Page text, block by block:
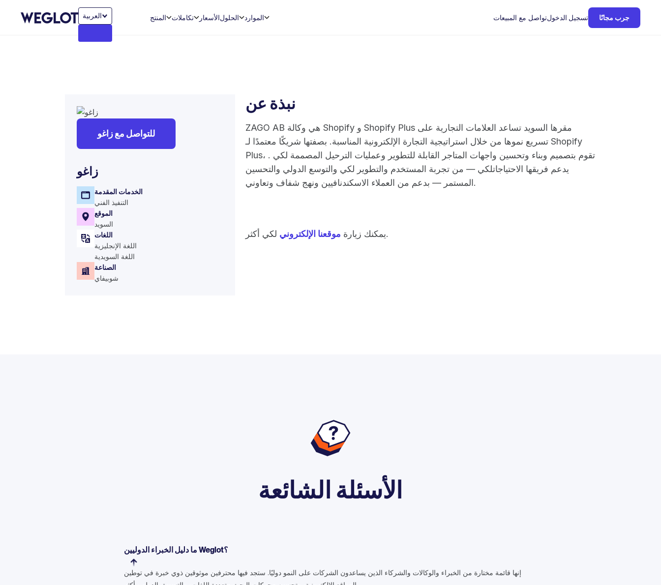
العربية‏ المنتج تكاملات الأسعارالحلول الموارد تواصل مع المبيعاتتسجيل الدخول جرب مجانًا
للتواصل مع زاغو
زاغو
الخدمات المقدمة
التنفيذ الفني
الموقع
السويد
اللغات
اللغة الإنجليزية
اللغة السويدية
الصناعة
شوبيفاي
نبذة عن
ZAGO AB هي وكالة Shopify و Shopify Plus مقرها السويد تساعد العلامات التجارية على
تسريع نموها من خلال استراتيجية التجارة الإلكترونية المناسبة. بصفتها شريكًا معتمدًا لـ Shopify
Plus، تقوم بتصميم وبناء وتحسين واجهات المتاجر القابلة للتطوير وعمليات الترحيل المصممة لكي .
يدعم فريقها الاحتياجاتلكي — من تجربة المستخدم والتطوير لكي والتوسع الدولي والتحسين
المستمر — بدعم من العملاء الاسكندنافيين ونهج شفاف وتعاوني.
يمكنك زيارة موقعنا الإلكتروني لكي أكثر.
الأسئلة الشائعة
ما دليل الخبراء الدوليين Weglot؟
إنها قائمة مختارة من الخبراء والوكالات والشركاء الذين يساعدون الشركات على النمو دوليًا. ستجد فيها محترفين موثوقين ذوي خبرة في توطين